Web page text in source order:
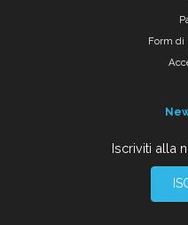
Form di
Iscriviti alla